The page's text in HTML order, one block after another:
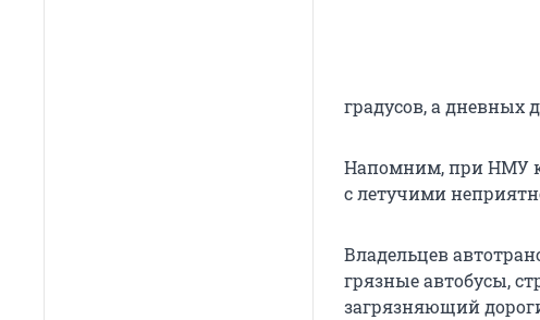
градусов, а дневных
Напомним, при НМУ
с летучими
Владельцев
грязные автобусы,
загрязняющий